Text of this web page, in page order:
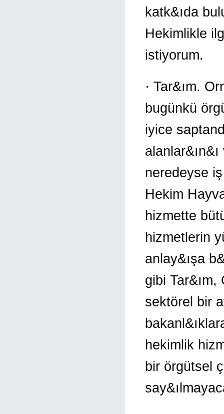
katk&ıda
Hekimlikle
istiyorum.
· Tar&ım.
bugünkü
iyice
neredeyse
Hekim
hizmette
hizmetlerin
anlay&ışa
gibi Tar&ım,
sektörel bir
hekimlik
bir örgütsel